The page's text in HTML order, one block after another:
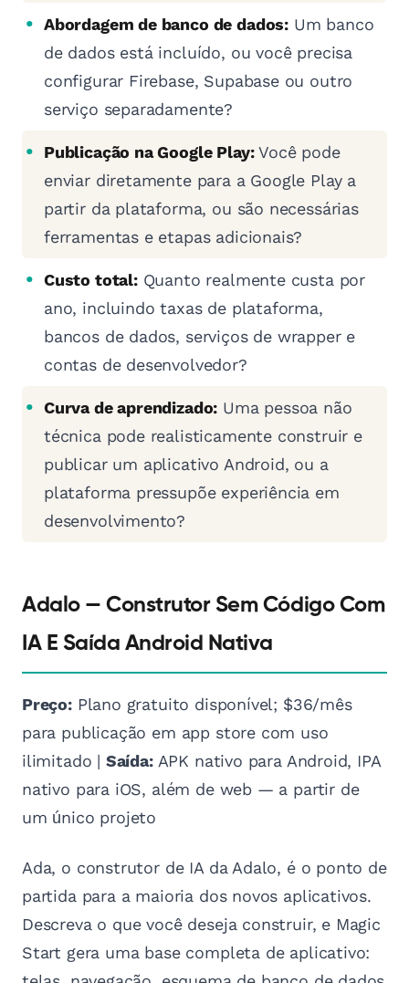
Abordagem de banco de dados:Um banco
de dados está incluído, ou você precisa
configurar Firebase, Supabase ou outro
serviço separadamente?
Publicação na Google Play:Você pode
enviar diretamente para a Google Play a
partir da plataforma, ou são necessárias
ferramentas e etapas adicionais?
Custo total:Quanto realmente custa por
ano, incluindo taxas de plataforma,
bancos de dados, serviços de wrapper e
contas de desenvolvedor?
Curva de aprendizado: Uma pessoa não
técnica pode realisticamente construir e
publicar um aplicativo Android, ou a
plataforma pressupõe experiência em
desenvolvimento?
Adalo — Construtor Sem Código Com
IA E Saída Android Nativa
Preço:Plano gratuito disponível; $36/mês
para publicação em app store com uso
ilimitado | Saída:APK nativo para Android, IPA
nativo para iOS, além de web — a partir de
um único projeto
Ada, o construtor de IA da Adalo, é o ponto de
partida para a maioria dos novos aplicativos.
Descreva o que você deseja construir, e Magic
Start gera uma base completa de aplicativo: